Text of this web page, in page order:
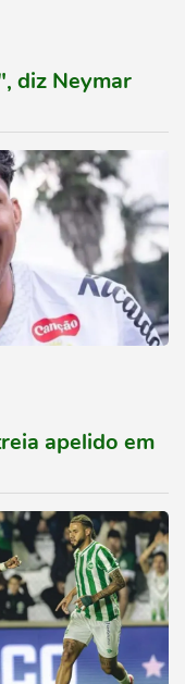
diz Neymar
apelido em